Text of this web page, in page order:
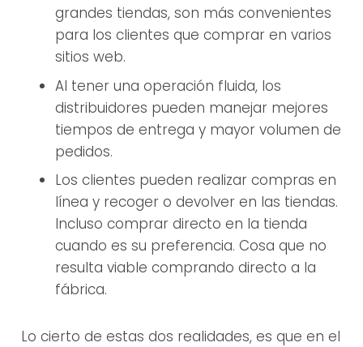
grandes tiendas, son más convenientes
para los clientes que comprar en varios
sitios web.
Al tener una operación fluida, los
distribuidores pueden manejar mejores
tiempos de entrega y mayor volumen de
pedidos.
Los clientes pueden realizar compras en
línea y recoger o devolver en las tiendas.
Incluso comprar directo en la tienda
cuando es su preferencia. Cosa que no
resulta viable comprando directo a la
fábrica.
Lo cierto de estas dos realidades, es que en el